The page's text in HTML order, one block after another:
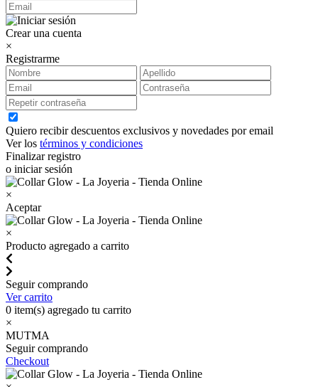
Crear una cuenta
×
Registrarme
Quiero recibir descuentos exclusivos y novedades por email
Ver los términos y condiciones
Finalizar registro
o iniciar sesión
×
Aceptar
×
Producto agregado a carrito
Seguir comprando
Ver carrito
0 item(s) agregado tu carrito
×
MUTMA
Seguir comprando
Checkout